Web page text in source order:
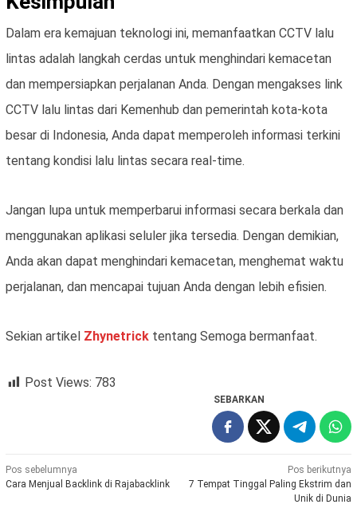
Dalam era kemajuan teknologi ini, memanfaatkan CCTV lalu
lintas adalah langkah cerdas untuk menghindari kemacetan
dan mempersiapkan perjalanan Anda. Dengan mengakses link
CCTV lalu lintas dari Kemenhub dan pemerintah kota-kota
besar di Indonesia, Anda dapat memperoleh informasi terkini
tentang kondisi lalu lintas secara real-time.
Jangan lupa untuk memperbarui informasi secara berkala dan
menggunakan aplikasi seluler jika tersedia. Dengan demikian,
Anda akan dapat menghindari kemacetan, menghemat waktu
perjalanan, dan mencapai tujuan Anda dengan lebih efisien.
Sekian artikel Zhynetrick tentang Semoga bermanfaat.
Post Views: 783
SEBARKAN
Navigasi
pos
Pos sebelumnya
Cara Menjual Backlink di Rajabacklink
Pos berikutnya
7 Tempat Tinggal Paling Ekstrim dan
Unik di Dunia